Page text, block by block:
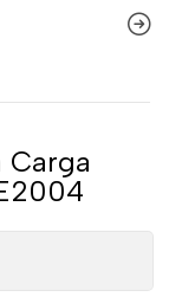
Carga